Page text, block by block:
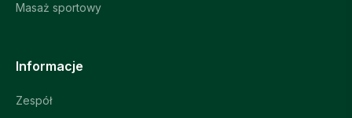
Masaż sportowy
Informacje
Zespół